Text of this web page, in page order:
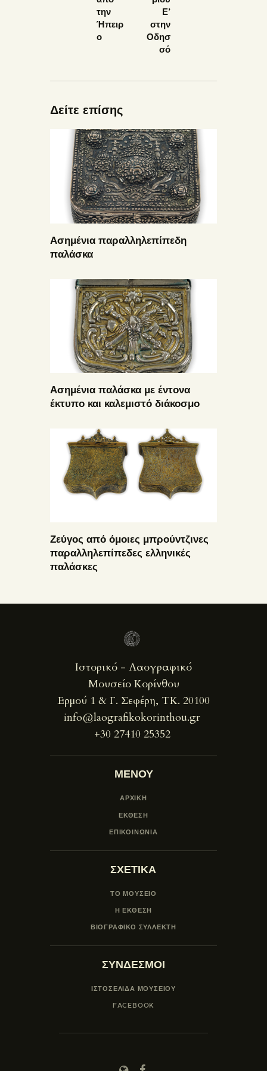
την
Ήπειρ
ο
Ε’
στην
Οδησ
σό
Δείτε επίσης
Ασημένια παραλληλεπίπεδη
παλάσκα
Ασημένια παλάσκα με έντονα
έκτυπο και καλεμιστό διάκοσμο
Ζεύγος από όμοιες μπρούντζινες
παραλληλεπίπεδες ελληνικές
παλάσκες
Ιστορικό - Λαογραφικό
Μουσείο Κορίνθου
Ερμού 1 & Γ. Σεφέρη, ΤΚ. 20100
info@laografikokorinthou.gr
+30 27410 25352
ΜΕΝΟΥ
ΑΡΧΙΚΗ
ΕΚΘΕΣΗ
ΕΠΙΚΟΙΝΩΝΙΑ
ΣΧΕΤΙΚΑ
ΤΟ ΜΟΥΣΕΙΟ
Η ΕΚΘΕΣΗ
ΒΙΟΓΡΑΦΙΚΟ ΣΥΛΛΕΚΤΗ
ΣΥΝΔΕΣΜΟΙ
ΙΣΤΟΣΕΛΙΔΑ ΜΟΥΣΕΊΟΥ
FACEBOOK